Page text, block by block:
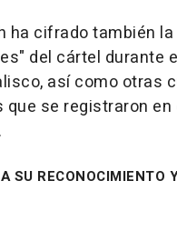
ha cifrado también
del cártel durante
así como otras
que se registraron
SU RECONOCIMIENTO